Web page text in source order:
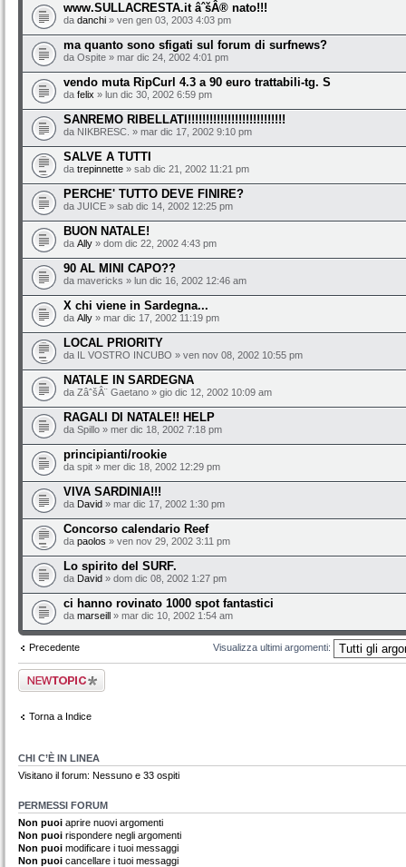
www.SULLACRESTA.it âˆšÂ® nato!!!
da danchi » ven gen 03, 2003 4:03 pm
ma quanto sono sfigati sul forum di surfnews?
da Ospite » mar dic 24, 2002 4:01 pm
vendo muta RipCurl 4.3 a 90 euro trattabili-tg. S
da felix » lun dic 30, 2002 6:59 pm
SANREMO RIBELLATI!!!!!!!!!!!!!!!!!!!!!!!!!!!
da NIKBRESC. » mar dic 17, 2002 9:10 pm
SALVE A TUTTI
da trepinnette » sab dic 21, 2002 11:21 pm
PERCHE' TUTTO DEVE FINIRE?
da JUICE » sab dic 14, 2002 12:25 pm
BUON NATALE!
da Ally » dom dic 22, 2002 4:43 pm
90 AL MINI CAPO??
da mavericks » lun dic 16, 2002 12:46 am
X chi viene in Sardegna...
da Ally » mar dic 17, 2002 11:19 pm
LOCAL PRIORITY
da IL VOSTRO INCUBO » ven nov 08, 2002 10:55 pm
NATALE IN SARDEGNA
da ZâˆšÂ¨ Gaetano » gio dic 12, 2002 10:09 am
RAGALI DI NATALE!! HELP
da Spillo » mer dic 18, 2002 7:18 pm
principianti/rookie
da spit » mer dic 18, 2002 12:29 pm
VIVA SARDINIA!!!
da David » mar dic 17, 2002 1:30 pm
Concorso calendario Reef
da paolos » ven nov 29, 2002 3:11 pm
Lo spirito del SURF.
da David » dom dic 08, 2002 1:27 pm
ci hanno rovinato 1000 spot fantastici
da marseill » mar dic 10, 2002 1:54 am
Precedente Visualizza ultimi argomenti:
Scrivi un nuovo
argomento
Torna a Indice
CHI C’È IN LINEA
Visitano il forum: Nessuno e 33 ospiti
PERMESSI FORUM
Non puoi aprire nuovi argomenti
Non puoi rispondere negli argomenti
Non puoi modificare i tuoi messaggi
Non puoi cancellare i tuoi messaggi